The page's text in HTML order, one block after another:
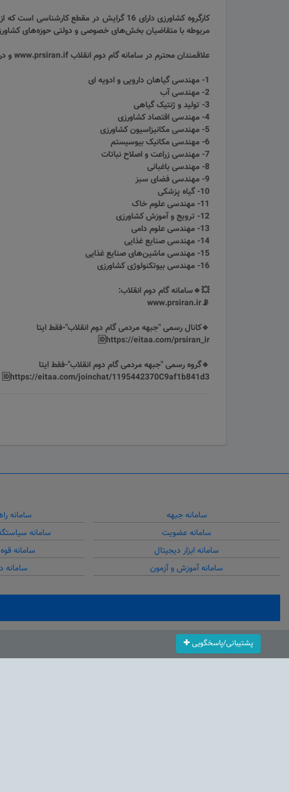
کارگروه کشاورزی دارای 16 گرایش در
مربوطه با متقاضیان بخش‌های خصوصی و دولتی حوزه‌های
علاقمندان محترم در سامانه گام دوم انقلاب www.prsiran.if و در کارگروه کشاورزی ثبت نام کنند.
1- مهندسی گیاهان دارویی و ادویه ای
2- مهندسی آب
3- تولید و ژنتیک گیاهی
4- مهندسی اقتصاد کشاورزی
5- مهندسی مکانیزاسیون کشاورزی
6- مهندسی مکانیک بیوسیستم
7- مهندسی زراعت و اصلاح نباتات
8- مهندسی باغبانی
9- مهندسی فضای سبز
10- گیاه پزشکی
11- مهندسی علوم خاک
12- ترویج و آموزش کشاورزی
13- مهندسی علوم دامی
14- مهندسی صنایع غذایی
15- مهندسی ماشین‌های صنایع غذایی
16- مهندسی بیوتکنولوژی کشاورزی
💥🔹سامانه گام دوم انقلاب:
📡www.prsiran.ir
🔹کانال رسمی "جبهه مردمی گام دوم انقلاب"-فقط ایتا
🆔https://eitaa.com/prsiran_ir
🔹گروه رسمی "جبهه مردمی گام دوم انقلاب"-فقط ایتا
🆔https://eitaa.com/joinchat/1195442370C9af1b841d3
پشتیبانی/پاسخگویی
سامانه جبهه
سامانه عضویت
سامانه ابزار دیجیتال
سامانه آموزش و آزمون
سامانه
سامانه
سامانه
سامانه